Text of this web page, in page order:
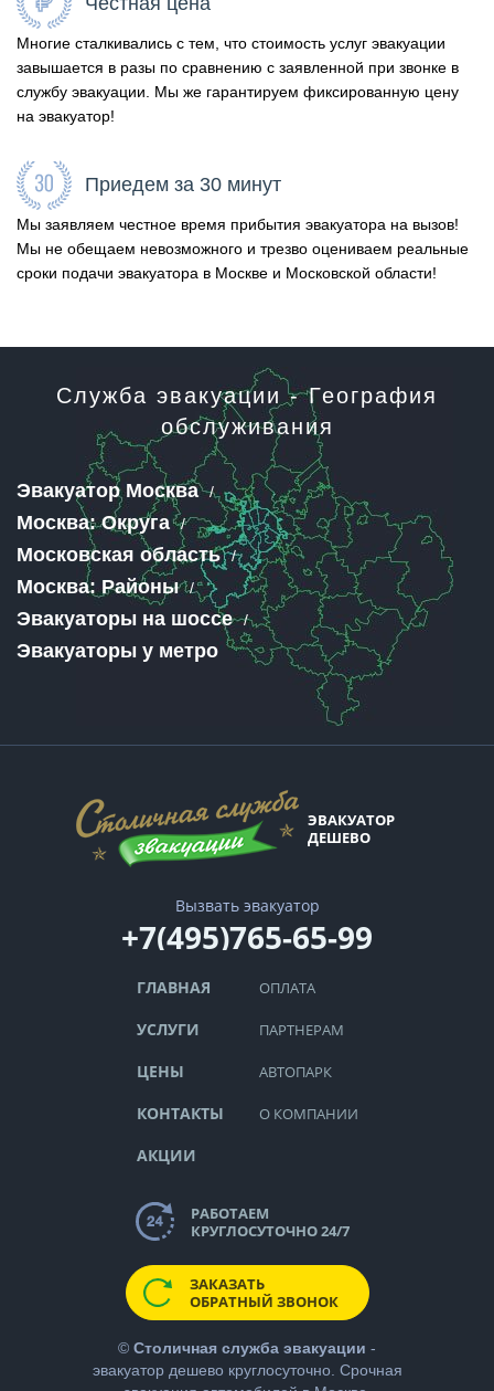
Многие сталкивались с тем, что стоимость услуг эвакуации
завышается в разы по сравнению с заявленной при звонке в
службу эвакуации. Мы же гарантируем фиксированную цену
на эвакуатор!
Приедем за 30 минут
Мы заявляем честное время прибытия эвакуатора на вызов!
Мы не обещаем невозможного и трезво оцениваем реальные
сроки подачи эвакуатора в Москве и Московской области!
Служба эвакуации - География
обслуживания
Эвакуатор Москва
Москва: Округа
Московская область
Москва: Районы
Эвакуаторы на шоссе
Эвакуаторы у метро
ЭВАКУАТОР
ДЕШЕВО
Вызвать эвакуатор
+7(495)765-65-99
ГЛАВНАЯ
УСЛУГИ
ЦЕНЫ
КОНТАКТЫ
АКЦИИ
ОПЛАТА
ПАРТНЕРАМ
АВТОПАРК
О КОМПАНИИ
РАБОТАЕМ
КРУГЛОСУТОЧНО 24/7
ЗАКАЗАТЬ
ОБРАТНЫЙ ЗВОНОК
© Столичная служба эвакуации -
эвакуатор дешевокруглосуточно. Срочная